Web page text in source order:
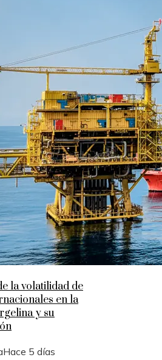
la volatilidad de
en la
y su
Hace 5 días